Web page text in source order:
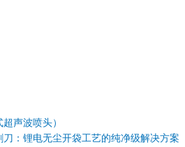
声波喷头）
：锂电无尘开袋工艺的纯净级解决方案